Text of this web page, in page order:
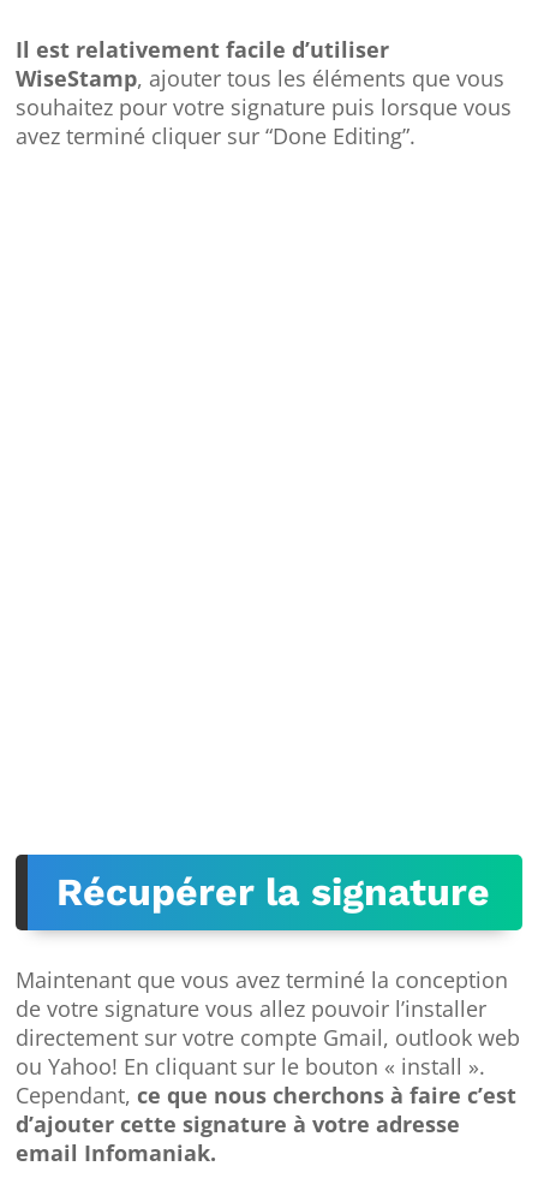
Il est relativement facile d’utiliser
WiseStamp, ajouter tous les éléments que vous
souhaitez pour votre signature puis lorsque vous
avez terminé cliquer sur “Done Editing”.
Récupérer la signature
Maintenant que vous avez terminé la conception
de votre signature vous allez pouvoir l’installer
directement sur votre compte Gmail, outlook web
ou Yahoo! En cliquant sur le bouton « install ».
Cependant, ce que nous cherchons à faire c’est
d’ajouter cette signature à votre adresse
email Infomaniak.